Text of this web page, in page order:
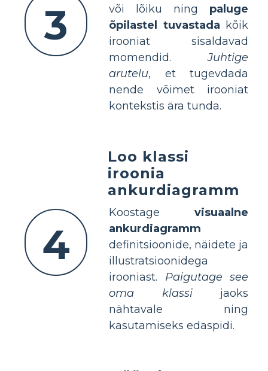
3
või lõiku ning paluge
õpilastel tuvastada kõik
irooniat sisaldavad
momendid.Juhtige
arutelu, et tugevdada
nende võimet irooniat
kontekstis ära tunda.
4
Loo klassi
iroonia
ankurdiagramm
Koostage visuaalne
ankurdiagramm
definitsioonide, näidete ja
illustratsioonidega
irooniast. Paigutage see
oma klassijaoks
nähtavale ning
kasutamiseks edaspidi.